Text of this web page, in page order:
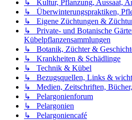
↳ Kultur, Pflanzung, Aussaat,
↳ Überwinterungspraktiken,
↳ Eigene Züchtungen &
↳ Private- und Botanische
Kübelpflanzensammlungen
↳ Botanik, Züchter &
↳ Krankheiten & Schädlinge
↳ Technik & Kübel
↳ Bezugsquellen, Links &
↳ Medien, Zeitschriften,
↳ Pelargonienforum
↳ Pelargonien
↳ Pelargoniencafé